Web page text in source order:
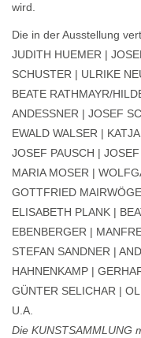
wird.
Die in der Ausstellung
JUDITH HUEMER |
SCHUSTER | ULRIKE
BEATE RATHMAYR/
ANDESSNER | JOSEF
EWALD WALSER |
JOSEF PAUSCH |
MARIA MOSER |
GOTTFRIED
ELISABETH PLANK |
EBENBERGER |
STEFAN SANDNER |
HAHNENKAMP |
GÜNTER SELICHAR |
U.A.
Die KUNSTSAMMLUNG